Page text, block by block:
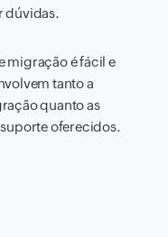
dúvidas.
migração é fácil e
tanto a
quanto as
oferecidos.